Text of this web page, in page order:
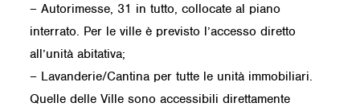
– Autorimesse, 31 in tutto, collocate al piano
interrato. Per le ville è previsto l’accesso diretto
all’unità abitativa;
– Lavanderie/Cantina per tutte le unità immobiliari.
Quelle delle Ville sono accessibili direttamente